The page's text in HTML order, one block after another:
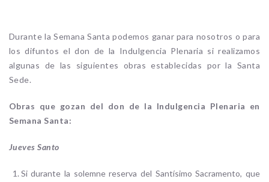
Durante la Semana Santa podemos ganar para nosotros o para
los difuntos el don de la Indulgencia Plenaria si realizamos
algunas de las siguientes obras establecidas por la Santa
Sede.
Obras que gozan del don de la Indulgencia Plenaria en
Semana Santa:
Jueves Santo
Si durante la solemne reserva del Santísimo Sacramento, que